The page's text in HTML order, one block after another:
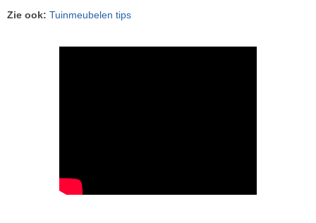
Zie ook: Tuinmeubelen tips